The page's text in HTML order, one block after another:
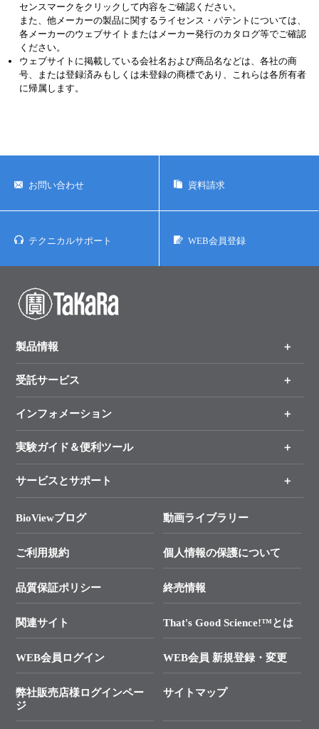
センスマークをクリックして内容をご確認ください。
また、他メーカーの製品に関するライセンス・パテントについては、
各メーカーのウェブサイトまたはメーカー発行のカタログ等でご確認
ください。
ウェブサイトに掲載している会社名および商品名などは、各社の商
号、または登録済みもしくは未登録の商標であり、これらは各所有者
に帰属します。
お問い合わせ 資料請求
テクニカルサポート WEB会員登録
製品情報
製品一覧
手法から製品を探す
新製品情報
受託サービス
オンライン注文
インフォメーション
キャンペーン
タカラバイオ各種会員募集のお知らせ
終売製品のお知らせ
価格改定のご案内
タカラバイオ発表文献
実験ガイド＆便利ツール
リアルタイムPCR実験のススメ
幹細胞・再生医療研究ガイド
クローニング実験ガイド
SMARTer NGSポータルサイト
プライマー設計
制限酵素切断サイトの検索
ユーザーズボイス集
エピジェネティクス実験ガイド
サービスとサポート
総合お問い合わせ
├ 実験コンシェルジュ
├ 受託サービスお問い合わせ
└ カスタム製造お問い合わせ
資料請求 機器関連
資料請求 受託関連
BioViewブログ 動画ライブラリー
ご利用規約 個人情報の保護について
品質保証ポリシー 終売情報
関連サイト That's Good Science!™とは
WEB会員ログイン WEB会員 新規登録・変更
弊社販売店様ログインペー
ジ
サイトマップ